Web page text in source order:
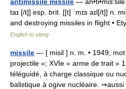
taɪ [/t]] esp. brit. [[t] ˈmɪs aɪl[/t]] n.
and destroying missiles in flight •
English to slang
missile — [ misil ] n. m. • 1949;
projectile »; XVIe « arme de trait »
téléguidé, à charge classique ou
balistique à ogive nucléaire.